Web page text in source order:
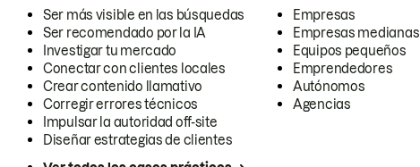
Ser más visible en las búsquedas
Ser recomendado por la IA
Investigar tu mercado
Conectar con clientes locales
Crear contenido llamativo
Corregir errores técnicos
Impulsar la autoridad off-site
Diseñar estrategias de clientes
Empresas
Empresas medianas
Equipos pequeños
Emprendedores
Autónomos
Agencias